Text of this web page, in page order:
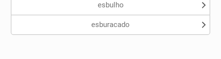
esbulho
esburacado